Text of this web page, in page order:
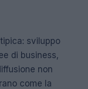
sviluppo
di business,
non
come la